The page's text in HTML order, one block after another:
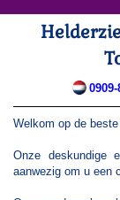
0909-
Welkom op de
Onze deskundige
aanwezig om u een